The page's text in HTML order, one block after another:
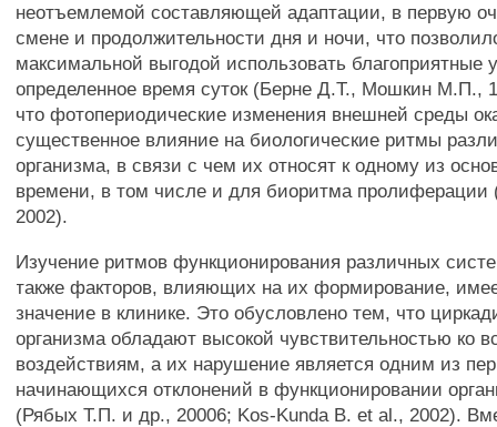
неотъемлемой составляющей адаптации, в первую
смене и продолжительности дня и ночи, что
максимальной выгодой использовать благоприятные
определенное время суток (Берне Д.Т., Мошкин М.П.,
что фотопериодические изменения внешней среды
существенное влияние на биологические ритмы
организма, в связи с чем их относят к одному из
времени, в том числе и для биоритма
2002).
Изучение ритмов функционирования различных
также факторов, влияющих на их формирование,
значение в клинике. Это обусловлено тем, что
организма обладают высокой чувствительностью ко
воздействиям, а их нарушение является одним из
начинающихся отклонений в функционировании
(Рябых Т.П. и др., 20006; Kos-Kunda В. et al., 2002).